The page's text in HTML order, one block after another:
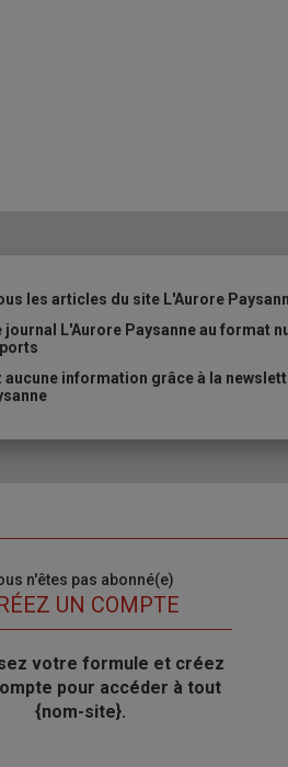
les articles du site L'Aurore
journal L'Aurore Paysanne au format
aucune information grâce à la
n'êtes pas abonné(e)
UN COMPTE
votre formule et créez
pour accéder à tout
{nom-site}.